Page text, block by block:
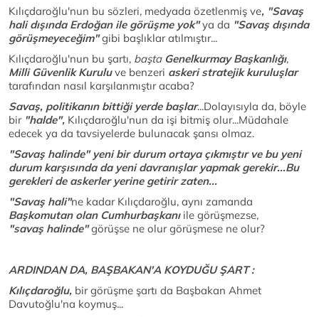
Kılıçdaroğlu'nun bu sözleri, medyada özetlenmiş ve, "Savaş
hali dışında Erdoğan ile görüşme yok"ya da "Savaş dışında
görüşmeyeceğim"gibi başlıklar atılmıştır...
Kılıçdaroğlu'nun bu şartı, başta Genelkurmay Başkanlığı,
Milli Güvenlik Kuruluve benzeri askeri stratejik kuruluşlar
tarafından nasıl karşılanmıştır acaba?
Savaş, politikanın bittiği yerde başlar...Dolayısıyla da, böyle
bir "halde", Kılıçdaroğlu'nun da işi bitmiş olur...Müdahale
edecek ya da tavsiyelerde bulunacak şansı olmaz.
"Savaş halinde" yeni bir durum ortaya çıkmıştır ve bu yeni
durum karşısında da yeni davranışlar yapmak gerekir...Bu
gerekleri de askerler yerine getirir zaten...
"Savaş hali"ne kadar Kılıçdaroğlu, aynı zamanda
Başkomutan olan Cumhurbaşkanıile görüşmezse,
"savaş halinde"görüşse ne olur görüşmese ne olur?
ARDINDAN DA, BAŞBAKAN'A KOYDUĞU ŞART :
Kılıçdaroğlu, bir görüşme şartı da Başbakan Ahmet
Davutoğlu'na koymuş...